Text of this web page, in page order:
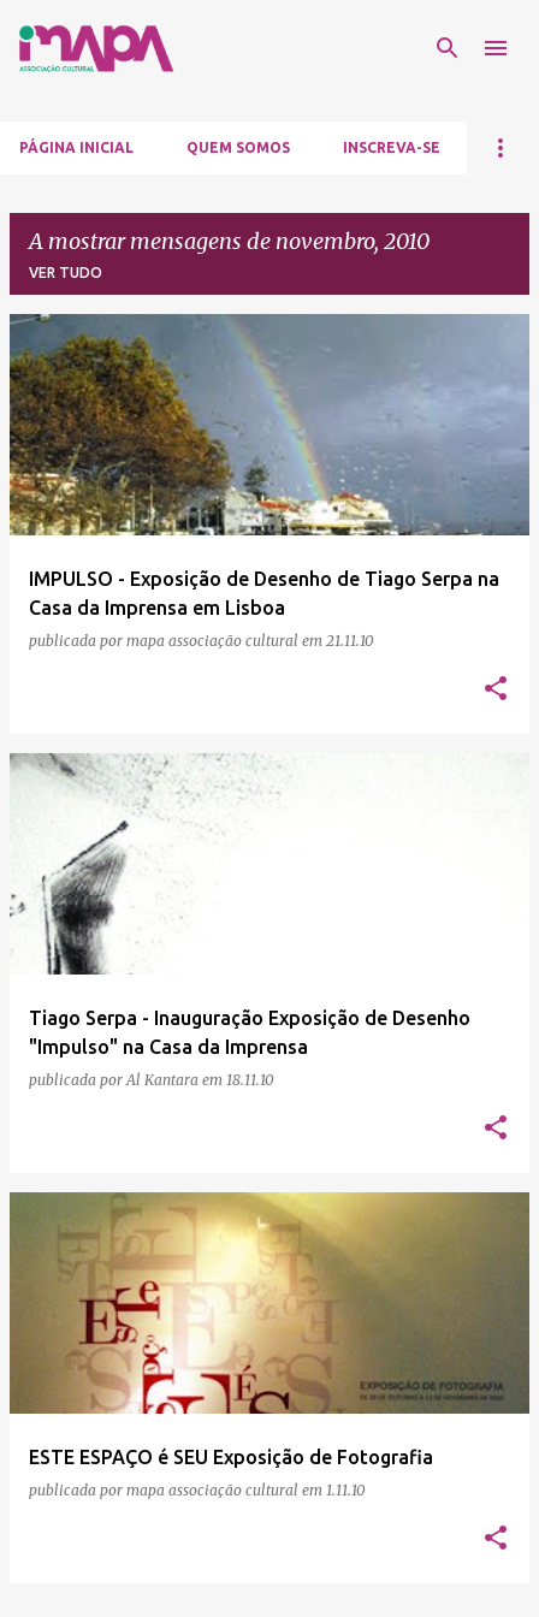
Avançar para o conteúdo principal
PÁGINA INICIAL QUEM SOMOS INSCREVA-SE
A mostrar mensagens de novembro, 2010
VER TUDO
M
e
n
s
a
g
IMPULSO - Exposição de Desenho de Tiago Serpa na
Casa da Imprensa em Lisboa
publicada por mapa associação cultural em 21.11.10
Tiago Serpa - Inauguração Exposição de Desenho
"Impulso" na Casa da Imprensa
publicada por Al Kantara em 18.11.10
ESTE ESPAÇO é SEU Exposição de Fotografia
publicada por mapa associação cultural em 1.11.10